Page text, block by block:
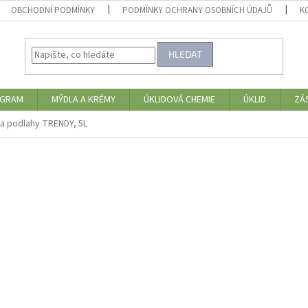
OBCHODNÍ PODMÍNKY PODMÍNKY OCHRANY OSOBNÍCH ÚDAJŮ
HLEDAT
MÝDLA A KRÉMY ÚKLIDOVÁ CHEMIE ÚKLID
TRENDY, 5L